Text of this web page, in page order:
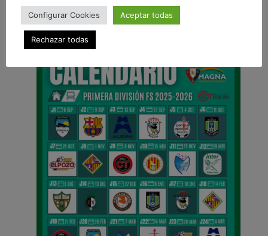
Rosic no continuará en Osasuna Magna
CALENDARIO DE LIGA
Configurar Cookies Aceptar todas
Rechazar todas